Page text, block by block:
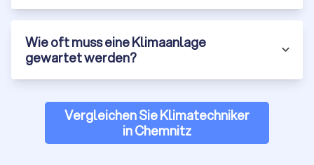
Wie oft muss eine Klimaanlage
gewartet werden?
Vergleichen Sie Klimatechniker
in Chemnitz